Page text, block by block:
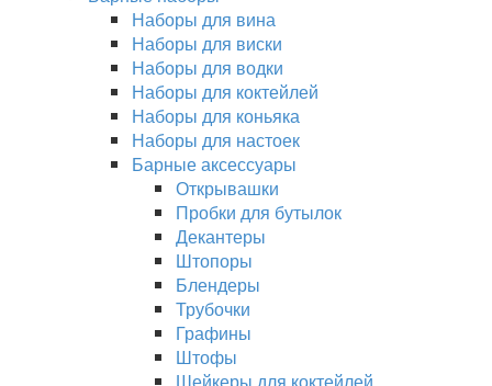
Наборы для вина
Наборы для виски
Наборы для водки
Наборы для коктейлей
Наборы для коньяка
Наборы для настоек
Барные аксессуары
Открывашки
Пробки для бутылок
Декантеры
Штопоры
Блендеры
Трубочки
Графины
Штофы